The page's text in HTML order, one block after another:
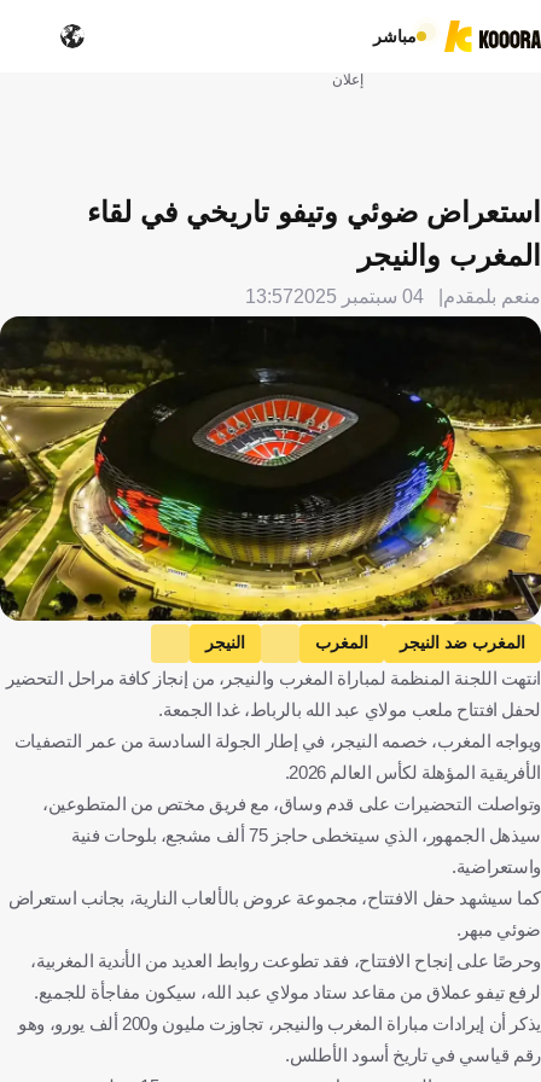
مباشر
إعلان
استعراض ضوئي وتيفو تاريخي في لقاء
المغرب والنيجر
منعم بلمقدم 04 سبتمبر 2025 13:57
KOOORA
المغرب ضد النيجر المغرب
النيجر
التصفيات المؤهلة لكأس العالم - إفريقيا
المغرب كرة قدم
انتهت اللجنة المنظمة لمباراة المغرب والنيجر، من إنجاز كافة مراحل التحضير
لحفل افتتاح ملعب مولاي عبد الله بالرباط، غدا الجمعة.
ويواجه المغرب، خصمه النيجر، في إطار الجولة السادسة من عمر التصفيات
الأفريقية المؤهلة لكأس العالم 2026.
وتواصلت التحضيرات على قدم وساق، مع فريق مختص من المتطوعين،
سيذهل الجمهور، الذي سيتخطى حاجز 75 ألف مشجع، بلوحات فنية
واستعراضية.
كما سيشهد حفل الافتتاح، مجموعة عروض بالألعاب النارية، بجانب استعراض
ضوئي مبهر.
وحرصًا على إنجاح الافتتاح، فقد تطوعت روابط العديد من الأندية المغربية،
لرفع تيفو عملاق من مقاعد ستاد مولاي عبد الله، سيكون مفاجأة للجميع.
يذكر أن إيرادات مباراة المغرب والنيجر، تجاوزت مليون و200 ألف يورو، وهو
رقم قياسي في تاريخ أسود الأطلس.